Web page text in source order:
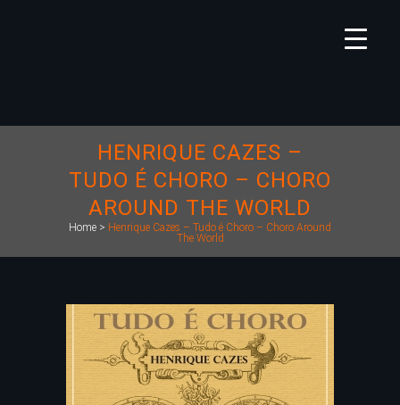
HENRIQUE CAZES –
TUDO É CHORO – CHORO
AROUND THE WORLD
Home > Henrique Cazes – Tudo é Choro – Choro Around
The World